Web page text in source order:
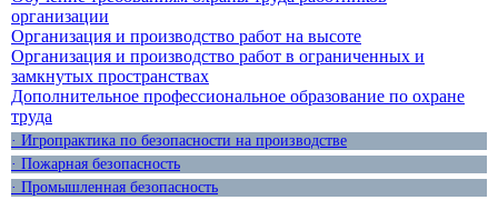
организации
Организация и производство работ на высоте
Организация и производство работ в ограниченных и
замкнутых пространствах
Дополнительное профессиональное образование по охране
труда
· Игропрактика по безопасности на производстве
· Пожарная безопасность
· Промышленная безопасность